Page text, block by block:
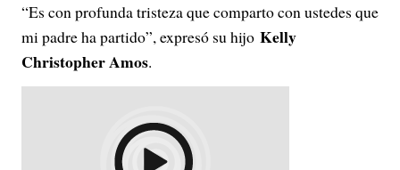
“Es con profunda tristeza que comparto con ustedes que
mi padre ha partido”, expresó su hijo Kelly
Christopher Amos.